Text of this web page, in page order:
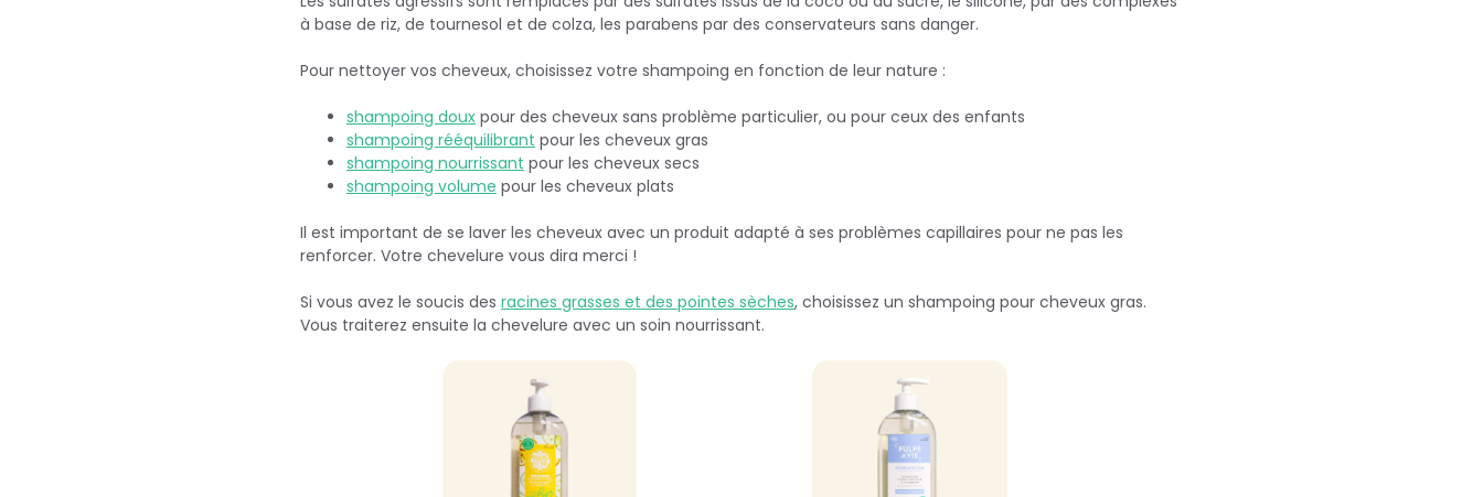
à base de riz, de tournesol et de colza, les parabens par des conservateurs sans danger.
Pour nettoyer vos cheveux, choisissez votre shampoing en fonction de leur nature :
shampoing doux pour des cheveux sans problème particulier, ou pour ceux des enfants
shampoing rééquilibrant pour les cheveux gras
shampoing nourrissant pour les cheveux secs
shampoing volume pour les cheveux plats
Il est important de se laver les cheveux avec un produit adapté à ses problèmes capillaires pour ne pas les
renforcer. Votre chevelure vous dira merci !
Si vous avez le soucis des racines grasses et des pointes sèches, choisissez un shampoing pour cheveux gras.
Vous traiterez ensuite la chevelure avec un soin nourrissant.